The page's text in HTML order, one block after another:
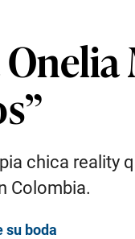
chica
Colombia.
su boda